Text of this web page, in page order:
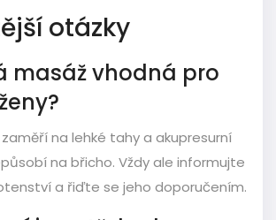
otázky
masáž vhodná pro
na lehké tahy a akupresurní
na břicho. Vždy ale informujte
a řiďte se jeho doporučením.